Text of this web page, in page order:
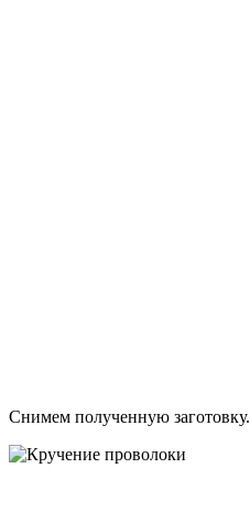
Снимем полученную заготовку.